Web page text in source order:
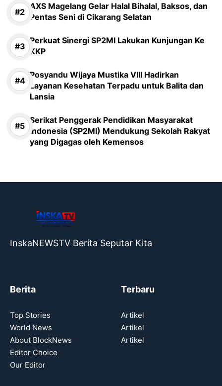
AXS Magelang Gelar Halal Bihalal, Baksos, dan
Pentas Seni di Cikarang Selatan
Perkuat Sinergi SP2MI Lakukan Kunjungan Ke
KKP
Posyandu Wijaya Mustika VIII Hadirkan
Layanan Kesehatan Terpadu untuk Balita dan
Lansia
Serikat Penggerak Pendidikan Masyarakat
Indonesia (SP2MI) Mendukung Sekolah Rakyat
yang Digagas oleh Kemensos
InskaNEWSTV Berita Seputar Kita
Berita
Top Stories
World News
About BlockNews
Editor Choice
Our Editor
Terbaru
Artikel
Artikel
Artikel